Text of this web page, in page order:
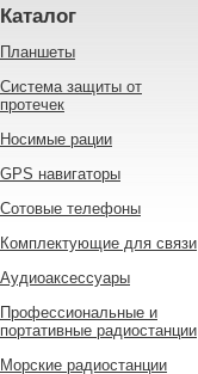
Каталог
Планшеты
Система защиты от
протечек
Носимые рации
GPS навигаторы
Сотовые телефоны
Комплектующие для связи
Аудиоаксессуары
Профессиональные и
портативные радиостанции
Морские радиостанции